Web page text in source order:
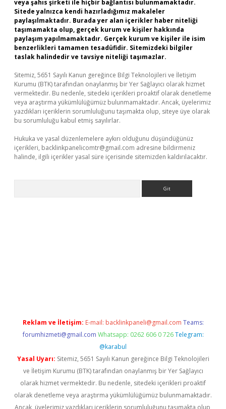
veya şahıs şirketi ile hiçbir bağlantısı bulunmamaktadır.
Sitede yalnızca kendi hazırladığımız makaleler
paylaşılmaktadır. Burada yer alan içerikler haber niteliği
taşımamakta olup, gerçek kurum ve kişiler hakkında
paylaşım yapılmamaktadır. Gerçek kurum ve kişiler ile isim
benzerlikleri tamamen tesadüfidir. Sitemizdeki bilgiler
taslak halindedir ve tavsiye niteliği taşımazlar.
Sitemiz, 5651 Sayılı Kanun gereğince Bilgi Teknolojileri ve İletişim
Kurumu (BTK) tarafından onaylanmış bir Yer Sağlayıcı olarak hizmet
vermektedir. Bu nedenle, sitedeki içerikleri proaktif olarak denetleme
veya araştırma yükümlülüğümüz bulunmamaktadır. Ancak, üyelerimiz
yazdıkları içeriklerin sorumluluğunu taşımakta olup, siteye üye olarak
bu sorumluluğu kabul etmiş sayılırlar.
Hukuka ve yasal düzenlemelere aykırı olduğunu düşündüğünüz
içerikleri, backlinkpanelicomtr@gmail.com adresine bildirmeniz
halinde, ilgili içerikler yasal süre içerisinde sitemizden kaldırılacaktır.
Reklam ve İletişim: E-mail: backlinkpaneli@gmail.com Teams:
forumhizmeti@gmail.com Whatsapp: 0262 606 0 726 Telegram:
@karabul
Yasal Uyarı: Sitemiz, 5651 Sayılı Kanun gereğince Bilgi Teknolojileri
ve İletişim Kurumu (BTK) tarafından onaylanmış bir Yer Sağlayıcı
olarak hizmet vermektedir. Bu nedenle, sitedeki içerikleri proaktif
olarak denetleme veya araştırma yükümlülüğümüz bulunmamaktadır.
Ancak, üyelerimiz yazdıkları içeriklerin sorumluluğunu taşımakta olup,